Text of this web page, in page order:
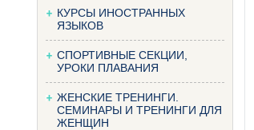
КУРСЫ ИНОСТРАННЫХ
ЯЗЫКОВ
СПОРТИВНЫЕ СЕКЦИИ,
УРОКИ ПЛАВАНИЯ
ЖЕНСКИЕ ТРЕНИНГИ.
СЕМИНАРЫ И ТРЕНИНГИ ДЛЯ
ЖЕНЩИН